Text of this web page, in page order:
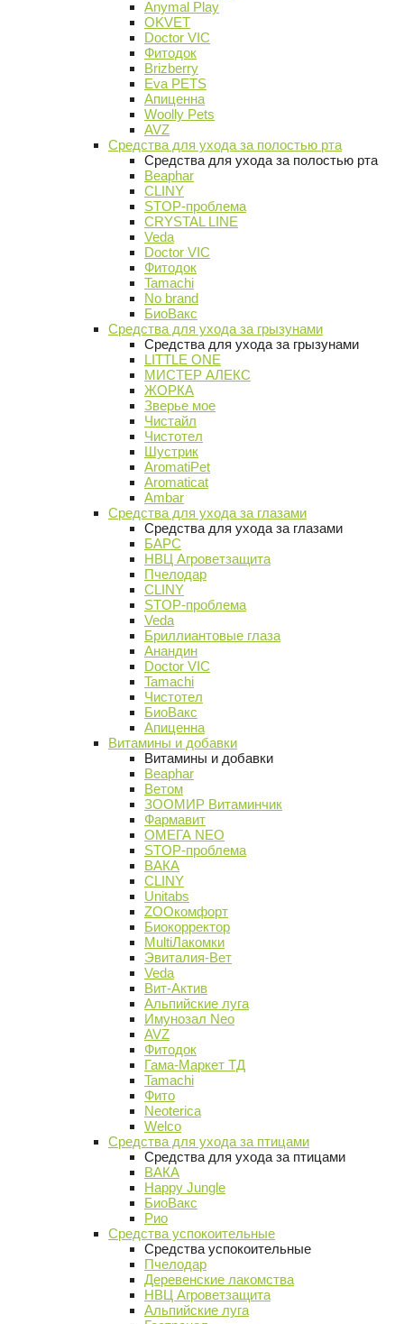
Anymal Play
OKVET
Doctor VIC
Фитодок
Brizberry
Eva PETS
Апиценна
Woolly Pets
AVZ
Средства для ухода за полостью рта
Средства для ухода за полостью рта
Beaphar
CLINY
STOP-проблема
CRYSTAL LINE
Veda
Doctor VIC
Фитодок
Tamachi
No brand
БиоВакс
Средства для ухода за грызунами
Средства для ухода за грызунами
LITTLE ONE
МИСТЕР АЛЕКС
ЖОРКА
Зверье мое
Чистайл
Чистотел
Шустрик
AromatiPet
Aromaticat
Ambar
Средства для ухода за глазами
Средства для ухода за глазами
БАРС
НВЦ Агроветзащита
Пчелодар
CLINY
STOP-проблема
Veda
Бриллиантовые глаза
Анандин
Doctor VIC
Tamachi
Чистотел
БиоВакс
Апиценна
Витамины и добавки
Витамины и добавки
Beaphar
Ветом
ЗООМИР Витаминчик
Фармавит
ОМЕГА NEO
STOP-проблема
ВАКА
CLINY
Unitabs
ZOOкомфорт
Биокорректор
MultiЛакомки
Эвиталия-Вет
Veda
Вит-Актив
Альпийские луга
Имунозал Neo
AVZ
Фитодок
Гама-Маркет ТД
Tamachi
Фито
Neoterica
Welco
Средства для ухода за птицами
Средства для ухода за птицами
ВАКА
Happy Jungle
БиоВакс
Рио
Средства успокоительные
Средства успокоительные
Пчелодар
Деревенские лакомства
НВЦ Агроветзащита
Альпийские луга